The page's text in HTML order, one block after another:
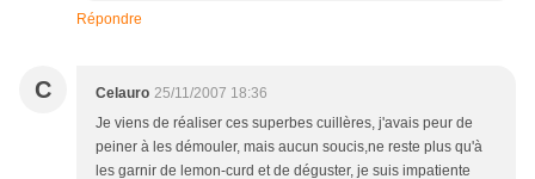
Répondre
C Celauro 25/11/2007 18:36
Je viens de réaliser ces superbes cuillères, j'avais peur de
peiner à les démouler, mais aucun soucis,ne reste plus qu'à
les garnir de lemon-curd et de déguster, je suis impatiente